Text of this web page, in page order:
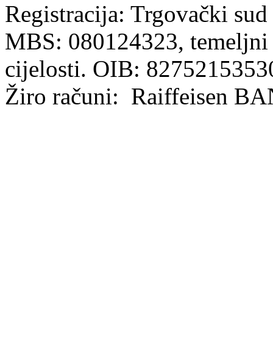
Registracija: Trgovački
MBS: 080124323,
cijelosti. OIB:
Žiro računi: Raiffeisen